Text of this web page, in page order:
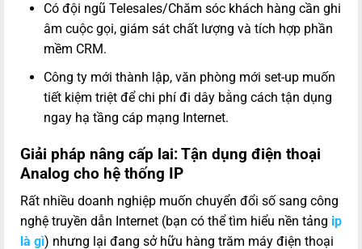
Có đội ngũ Telesales/Chăm sóc khách hàng cần ghi
âm cuộc gọi, giám sát chất lượng và tích hợp phần
mềm CRM.
Công ty mới thành lập, văn phòng mới set-up muốn
tiết kiệm triệt để chi phí đi dây bằng cách tận dụng
ngay hạ tầng cáp mạng Internet.
Giải pháp nâng cấp lai: Tận dụng điện thoại
Analog cho hệ thống IP
Rất nhiều doanh nghiệp muốn chuyển đổi số sang công
nghệ truyền dẫn Internet (bạn có thể tìm hiểu nền tảng ip
là gì) nhưng lại đang sở hữu hàng trăm máy điện thoại